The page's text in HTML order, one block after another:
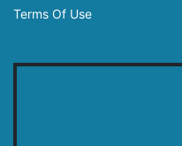
Terms Of Use